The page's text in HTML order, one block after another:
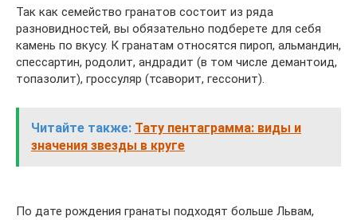
Так как семейство гранатов состоит из ряда
разновидностей, вы обязательно подберете для себя
камень по вкусу. К гранатам относятся пироп, альмандин,
спессартин, родолит, андрадит (в том числе демантоид,
топазолит), гроссуляр (тсаворит, гессонит).
Читайте также: Тату пентаграмма: виды и
значения звезды в круге
По дате рождения гранаты подходят больше Львам,